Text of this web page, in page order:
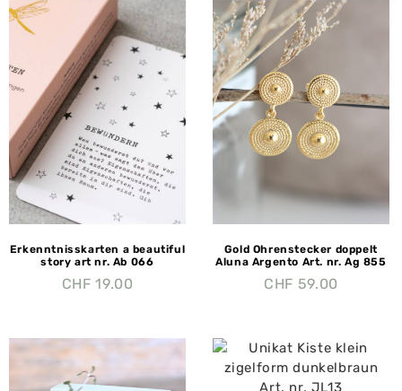
Erkenntnisskarten a beautiful
story art nr. Ab 066
CHF 19.00
Gold Ohrenstecker doppelt
Aluna Argento Art. nr. Ag 855
CHF 59.00